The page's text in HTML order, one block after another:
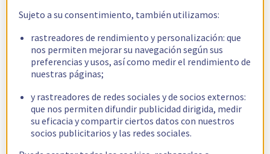
Sujeto a su consentimiento, también utilizamos:
rastreadores de rendimiento y personalización: que
nos permiten mejorar su navegación según sus
preferencias y usos, así como medir el rendimiento de
nuestras páginas;
y rastreadores de redes sociales y de socios externos:
que nos permiten difundir publicidad dirigida, medir
su eficacia y compartir ciertos datos con nuestros
socios publicitarios y las redes sociales.